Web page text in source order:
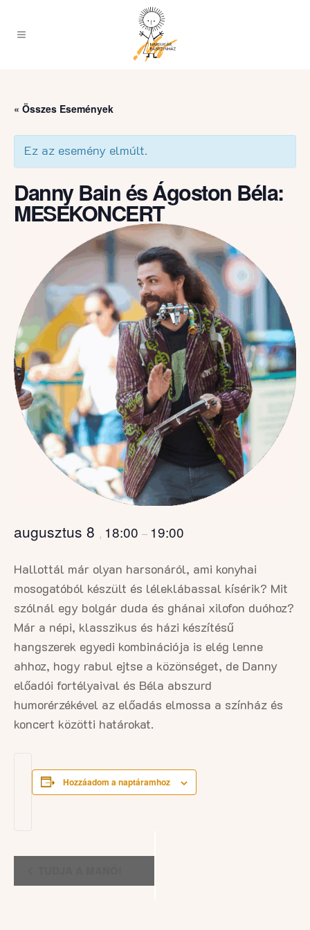
« Összes Események
Ez az esemény elmúlt.
Danny Bain és Ágoston Béla:
MESEKONCERT
augusztus 8 , 18:00 – 19:00
Hallottál már olyan harsonáról, ami konyhai
mosogatóból készült és léleklábassal kísérik? Mit
szólnál egy bolgár duda és ghánai xilofon duóhoz?
Már a népi, klasszikus és házi készítésű
hangszerek egyedi kombinációja is elég lenne
ahhoz, hogy rabul ejtse a közönséget, de Danny
előadói fortélyaival és Béla abszurd
humorérzékével az előadás elmossa a színház és
koncert közötti határokat.
Hozzáadom a naptáramhoz
Esemény